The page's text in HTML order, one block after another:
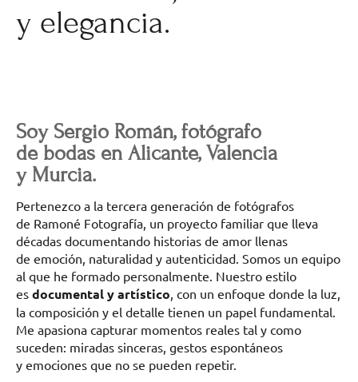
y elegancia.
Soy Sergio Román, fotógrafo
de bodas en Alicante, Valencia
y Murcia.
Pertenezco a la tercera generación de fotógrafos
de Ramoné Fotografía, un proyecto familiar que lleva
décadas documentando historias de amor llenas
de emoción, naturalidad y autenticidad. Somos un equipo
al que he formado personalmente. Nuestro estilo
es documental y artístico , con un enfoque donde la luz,
la composición y el detalle tienen un papel fundamental.
Me apasiona capturar momentos reales tal y como
suceden: miradas sinceras, gestos espontáneos
y emociones que no se pueden repetir.